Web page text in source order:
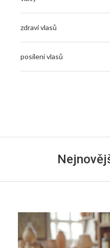
zdraví vlasů
posílení vlasů